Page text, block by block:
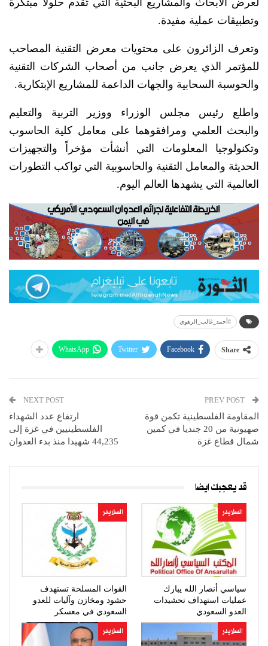
وتطبيقات عملية مفيدة.
وتعرف الزائرون على محتويات معرض التقنية المصاحب
للمؤتمر الذي يعرض جانب من أصحاب الشركات التقنية
والحوسبة السحابية والجهات الداعمة للمشاريع الإبتكارية.
واطلع رئيس مجلس الوزراء ووزير التربية والتعليم
والبحث العلمي ومرافقوهما على معامل كلية الحاسوب
وتكنولوجيا المعلومات التي أنشأت مؤخراً والتجهيزات
الحديثة والمعامل التقنية والحاسوبية التي تواكب التطورات
العالمية التي يشهدها العالم اليوم.
#أحمد_غالب_الرهوي
Share
Facebook
Twitter
WhatsApp
المقاومة الفلسطينية تكمن قوة
صهيونية من 20 جنديا في كمين
شمال قطاع غزة
NEXT POST
ارتفاع عدد الشهداء
الفلسطينيين في غزة إلى
44,235 شهيدا منذ بدء العدوان
قد يعجبك ايضا
السلايدر
سياسي أنصار الله يبارك
عمليات استهداف تحشيدات
العدو السعودي
السلايدر
القوات المسلحة تستهدف
حشود ومخازن وآليات للعدو
السعودي في معسكر
“صحن…
السلايدر السلايدر